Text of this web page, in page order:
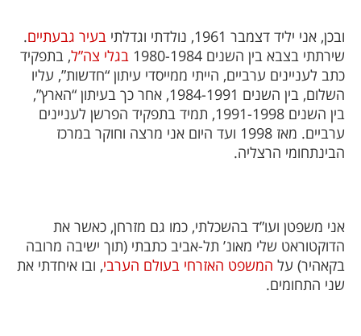
ובכן, אני יליד דצמבר 1961, נולדתי וגדלתי בעיר גבעתיים.
שירתתי בצבא בין השנים 1980-1984
בגלי צה”ל, בתפקיד
כתב לעניינים ערביים, הייתי ממייסדי עיתון “חדשות”, עליו
השלום, בין השנים 1984-1991, אחר כך בעיתון “הארץ”,
בין השנים 1991-1998, תמיד בתפקיד הפרשן לעניינים
ערביים. מאז 1998 ועד היום אני מרצה וחוקר במרכז
הבינתחומי הרצליה.
אני משפטן ועו”ד בהשכלתי, כמו גם מזרחן, כאשר את
הדוקטוראט שלי מאונ’ תל-אביב כתבתי (תוך ישיבה מרובה
בקאהיר) על המשפט האזרחי בעולם הערבי, ובו איחדתי את
שני התחומים.